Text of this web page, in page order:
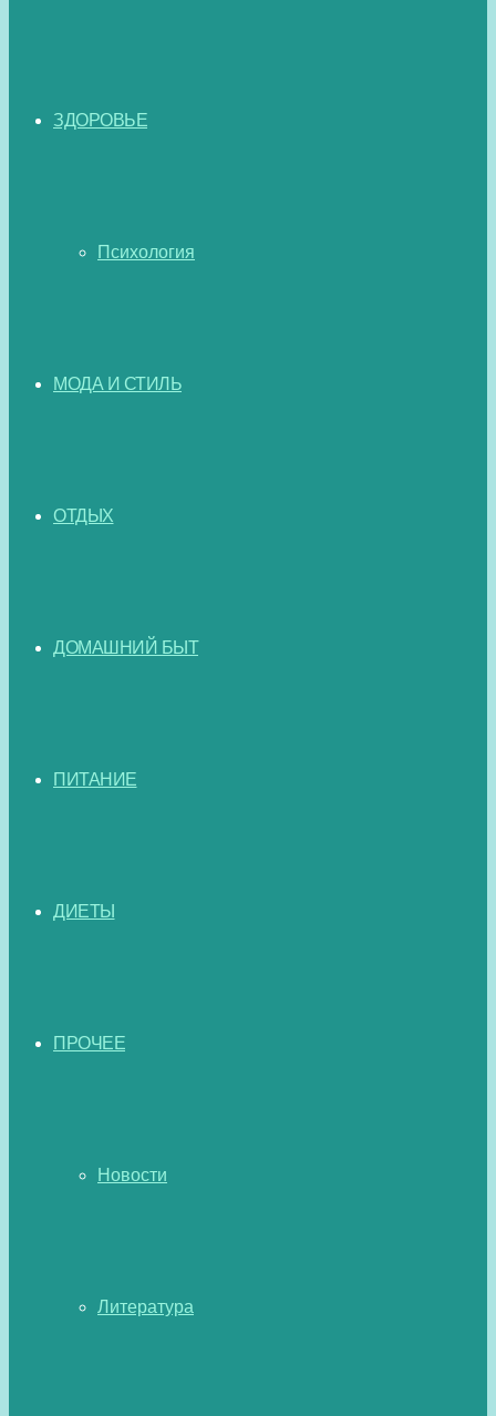
ЗДОРОВЬЕ
Психология
МОДА И СТИЛЬ
ОТДЫХ
ДОМАШНИЙ БЫТ
ПИТАНИЕ
ДИЕТЫ
ПРОЧЕЕ
Новости
Литература